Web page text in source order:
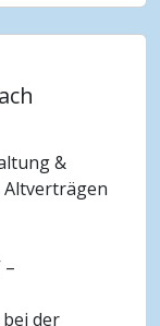
&
Altverträgen
der